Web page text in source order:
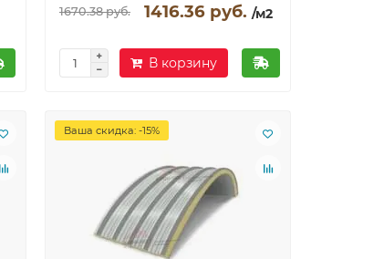
1670.38 руб. 1416.36 руб. /м2
В корзину
Ваша скидка: -15%